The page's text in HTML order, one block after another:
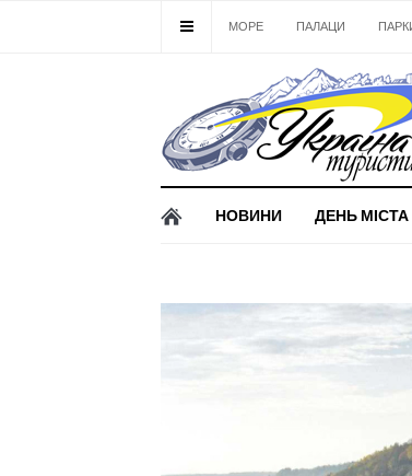
МОРЕ ПАЛАЦИ
НОВИНИ ДЕНЬ МІСТА